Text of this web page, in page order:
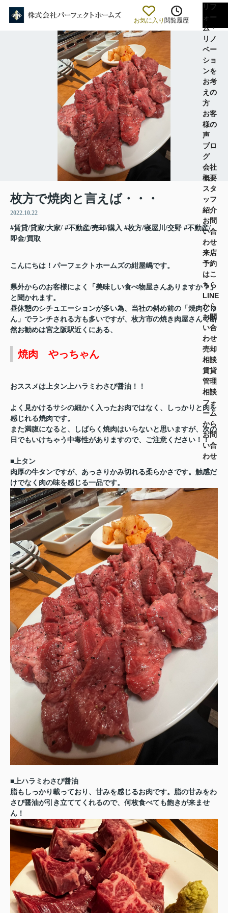
お気に入り 閲覧履歴
リフ
ォー
ム・
リノ
ベー
ショ
ンを
お考
えの
方
お客
様の
声
ブロ
グ
会社
概要
スタ
ッフ
紹介
お問
い合
わせ
来店
予約
はこ
ちら
LINE
から
お問
い合
わせ
売却
相談
賃貸
管理
相談
フォ
ーム
から
お問
い合
わせ
枚方で焼肉と言えば・・・
2022.10.22
#賃貸/貸家/大家/ #不動産/売却/購入 #枚方/寝屋川/交野 #不動産/
即金/買取
こんにちは！パーフェクトホームズの紺屋嶋です。
県外からのお客様によく「美味しい食べ物屋さんありますか？」
と聞かれます。
昼休憩のシチュエーションが多い為、当社の斜め前の「焼肉じゅ
ん」でランチされる方も多いですが、枚方市の焼き肉屋さんで断
然お勧めは宮之阪駅近くにある、
焼肉 やっちゃん
おススメは上タン上ハラミわさび醤油！！
よく見かけるサシの細かく入ったお肉ではなく、しっかりと肉を
感じれる焼肉です。
また満腹になると、しばらく焼肉はいらないと思いますが、次の
日でもいけちゃう中毒性がありますので、ご注意ください！！
■上タン
肉厚の牛タンですが、あっさりかみ切れる柔らかさです。触感だ
けでなく肉の味を感じる一品です。
■上ハラミわさび醤油
脂もしっかり載っており、甘みを感じるお肉です。脂の甘みをわ
さび醤油が引き立ててくれるので、何枚食べても飽きが来ませ
ん！